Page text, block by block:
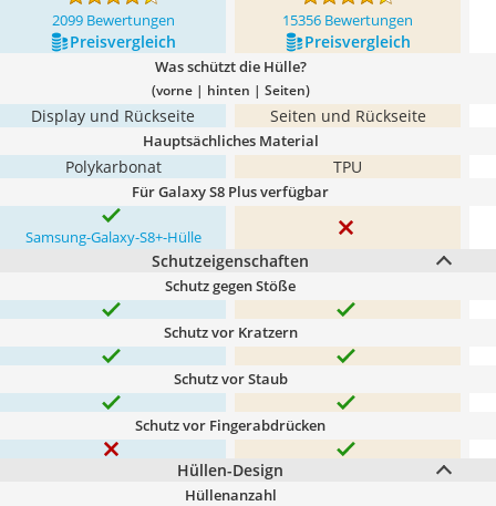
2099 Bewertungen 15356 Bewertungen
Preis­vergleich Preis­vergleich
Was schützt die Hülle?
(vorne | hinten | Seiten)
Display und Rückseite Seiten und Rückseite
Hauptsächliches Material
Polykarbonat TPU
Für Galaxy S8 Plus verfügbar
Samsung-Galaxy-S8+-Hülle
Schutzeigenschaften
Schutz gegen Stöße
Schutz vor Kratzern
Schutz vor Staub
Schutz vor Fingerabdrücken
Hüllen-Design
Hüllenanzahl